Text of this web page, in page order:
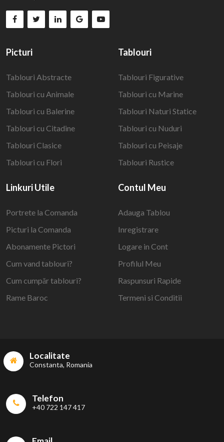
Picturi
Tablouri Abstracte
Tablouri cu Animale
Tablouri cu Balerine
Tablouri cu Citadine
Tablouri Clasice
Tablouri cu Flori
Tablouri
Tablouri Figurative
Tablouri cu Marine
Tablouri Naturi Statice
Tablouri cu Nuduri
Tablouri cu Peisaje
Tablouri Rustice
Linkuri Utile
Portrete la Comanda
Picturi la Comanda
Abonamente Pictori
Cum vand tablouri?
Cum cumpăr tablouri?
Rame Baroc
Contul Meu
Adauga Tablou
Inregistrare
Logare in Cont
Profilul Meu
Raspunsuri Rapide
Termeni si Conditii
Localitate
Constanta, Romania
Telefon
+40 722 147 417